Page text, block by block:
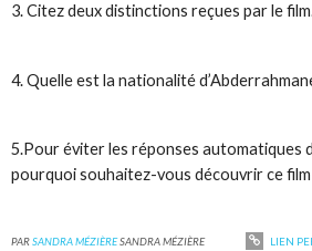
3. Citez deux distinctions reçues par le
4. Quelle est la nationalité
5.Pour éviter les réponses automatiques
pourquoi souhaitez-vous découvrir ce film
PARSANDRA MÉZIÈRESANDRA MÉZIÈRE LIEN